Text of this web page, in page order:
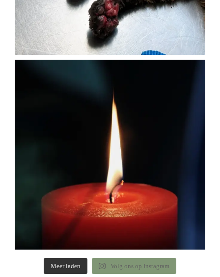
Meer laden Volg ons op Instagram